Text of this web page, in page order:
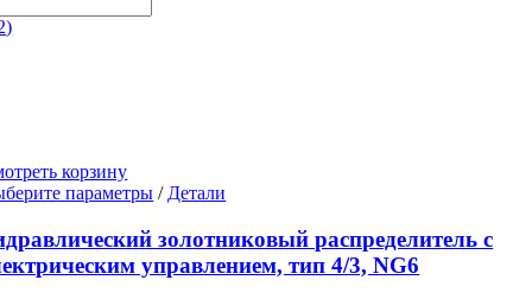
)
корзину
параметры Этот
имеет
несколько
вариаций.
/ Детали
золотниковый распределитель с
управлением, тип 4/3, NG6